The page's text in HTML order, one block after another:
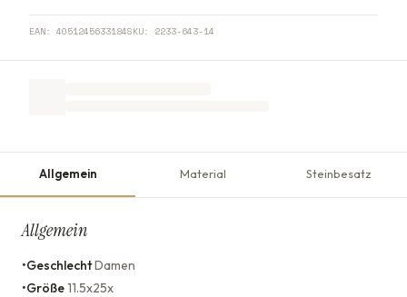
EAN: 4051245633184SKU: 2233-643-14
Allgemein Material Steinbesatz
Allgemein
•GeschlechtDamen
•Größe11.5x25x